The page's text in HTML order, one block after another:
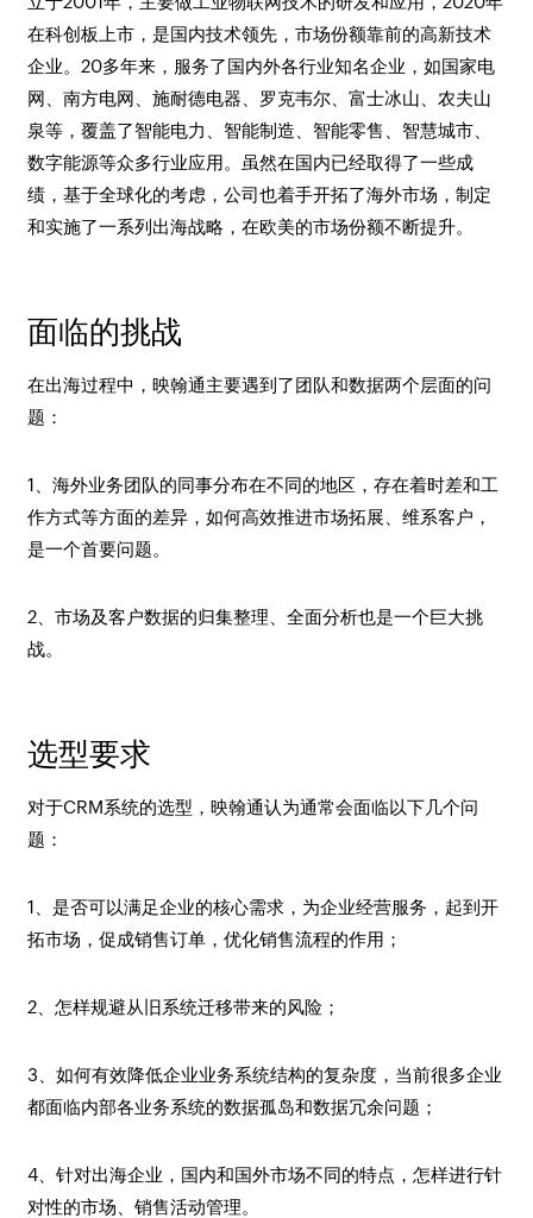
在科创板上市，是国内技术领先，市场份额靠前的高新技术
企业。20多年来，服务了国内外各行业知名企业，如国家电
网、南方电网、施耐德电器、罗克韦尔、富士冰山、农夫山
泉等，覆盖了智能电力、智能制造、智能零售、智慧城市、
数字能源等众多行业应用。虽然在国内已经取得了一些成
绩，基于全球化的考虑，公司也着手开拓了海外市场，制定
和实施了一系列出海战略，在欧美的市场份额不断提升。
面临的挑战
在出海过程中，映翰通主要遇到了团队和数据两个层面的问
题：
1、海外业务团队的同事分布在不同的地区，存在着时差和工
作方式等方面的差异，如何高效推进市场拓展、维系客户，
是一个首要问题。
2、市场及客户数据的归集整理、全面分析也是一个巨大挑
战。
选型要求
对于CRM系统的选型，映翰通认为通常会面临以下几个问
题：
1、是否可以满足企业的核心需求，为企业经营服务，起到开
拓市场，促成销售订单，优化销售流程的作用；
2、怎样规避从旧系统迁移带来的风险；
3、如何有效降低企业业务系统结构的复杂度，当前很多企业
都面临内部各业务系统的数据孤岛和数据冗余问题；
4、针对出海企业，国内和国外市场不同的特点，怎样进行针
对性的市场、销售活动管理。